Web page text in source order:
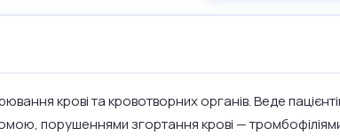
крові та кровотворних органів. Веде
порушеннями згортання крові —